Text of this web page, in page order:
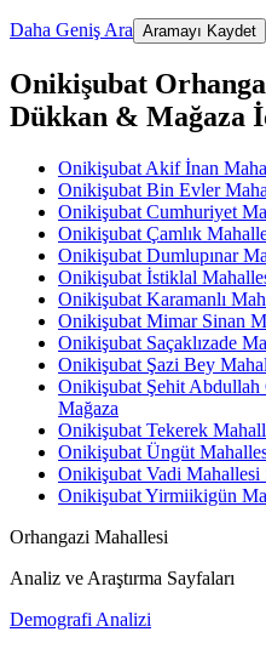
Daha Geniş Ara Aramayı Kaydet
Onikişubat
Dükkan & Mağaza
Onikişubat Akif İnan
Onikişubat Bin Evler
Onikişubat Cumhuriyet
Onikişubat Çamlık
Onikişubat Dumlupınar
Onikişubat İstiklal
Onikişubat Karamanlı
Onikişubat Mimar Sinan
Onikişubat Saçaklızade
Onikişubat Şazi Bey
Onikişubat Şehit Abdullah
Mağaza
Onikişubat Tekerek
Onikişubat Üngüt
Onikişubat Vadi Mahallesi
Onikişubat Yirmiikigün
Orhangazi Mahallesi
Analiz ve Araştırma Sayfaları
Demografi Analizi